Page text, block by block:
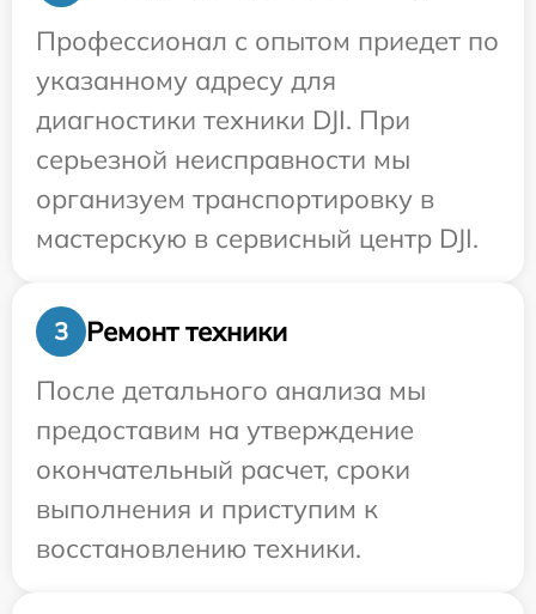
Профессионал с опытом приедет по
указанному адресу для
диагностики техники DJI. При
серьезной неисправности мы
организуем транспортировку в
мастерскую в сервисный центр DJI.
3
Ремонт техники
После детального анализа мы
предоставим на утверждение
окончательный расчет, сроки
выполнения и приступим к
восстановлению техники.